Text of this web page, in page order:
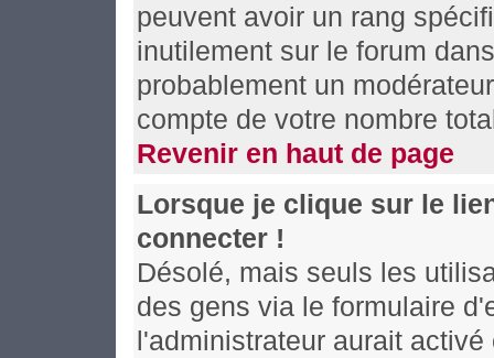
peuvent avoir un rang
inutilement sur le forum
probablement un
compte de votre nombre
Revenir en haut de page
Lorsque je clique sur le
connecter !
Désolé, mais seuls les
des gens via le formulaire
l'administrateur aurait